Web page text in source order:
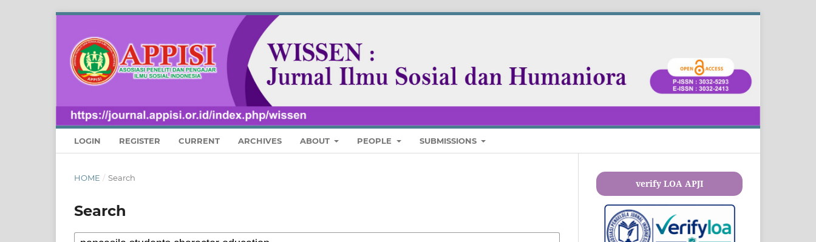
LOGIN REGISTER CURRENT ARCHIVES ABOUT PEOPLE SUBMISSIONS
HOME / Search
Search
verify LOA APJI